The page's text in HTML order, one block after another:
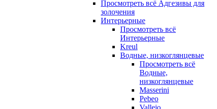
Просмотреть всё Адгезивы для
золочения
Интерьерные
Просмотреть всё
Интерьерные
Kreul
Водные, низкоглянцевые
Просмотреть всё
Водные,
низкоглянцевые
Masserini
Pebeo
Vallejo